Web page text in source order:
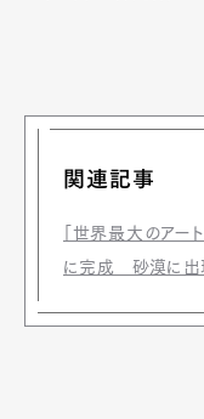
Pen
関連記事
「世界最大のアー
に完成 砂漠に出